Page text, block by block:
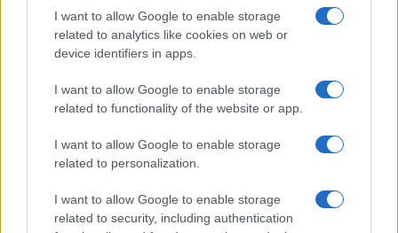
I want to allow Google to enable storage
related to analytics like cookies on web or
device identifiers in apps.
I want to allow Google to enable storage
related to functionality of the website or app.
I want to allow Google to enable storage
related to personalization.
I want to allow Google to enable storage
related to security, including authentication